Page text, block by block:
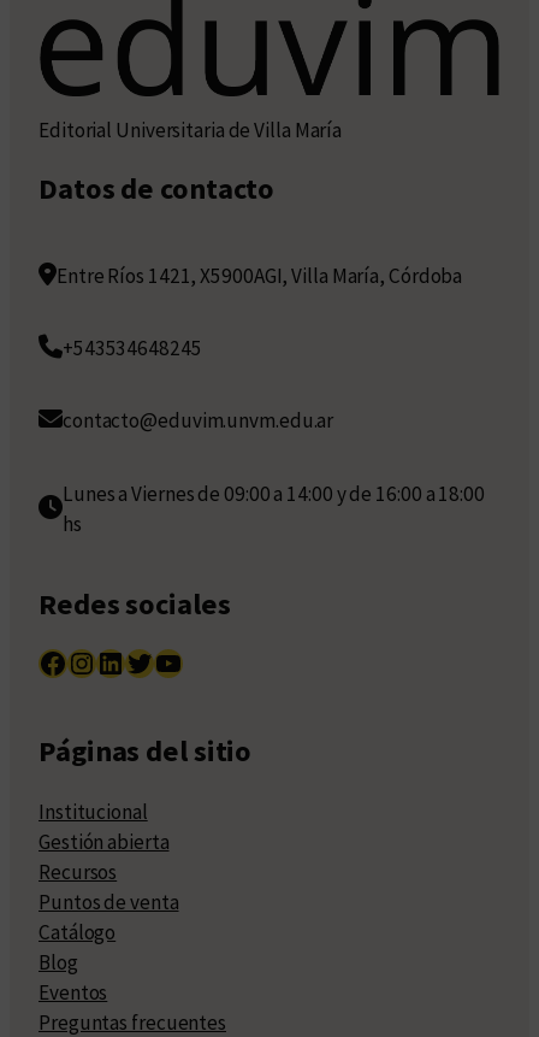
Editorial Universitaria de Villa María
Datos de contacto
Entre Ríos 1421, X5900AGI, Villa María, Córdoba
+543534648245
contacto@eduvim.unvm.edu.ar
Lunes a Viernes de 09:00 a 14:00 y de 16:00 a 18:00
hs
Redes sociales
Facebook InstagramLinkedIn Twitter YouTube
Páginas del sitio
Institucional
Gestión abierta
Recursos
Puntos de venta
Catálogo
Blog
Eventos
Preguntas frecuentes